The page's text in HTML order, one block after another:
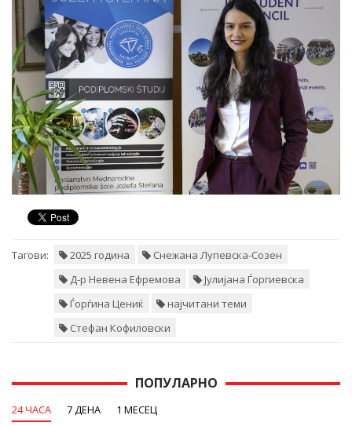
Тагови: 2025 година
Снежана Лупевска-Созен
Д-р Невена Ефремова
Јулијана Ѓоргиевска
Ѓорѓина Цениќ
најчитани теми
Стефан Кофиловски
ПОПУЛАРНО
24 ЧАСА 7 ДЕНА 1 МЕСЕЦ